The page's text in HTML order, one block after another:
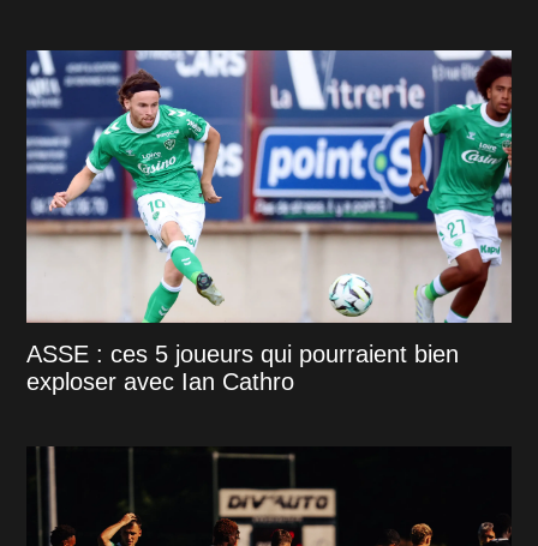
ASSE : ces 5 joueurs qui pourraient bien
exploser avec Ian Cathro